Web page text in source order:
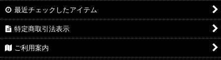
最近チェックしたアイテム
特定商取引法表示
ご利用案内